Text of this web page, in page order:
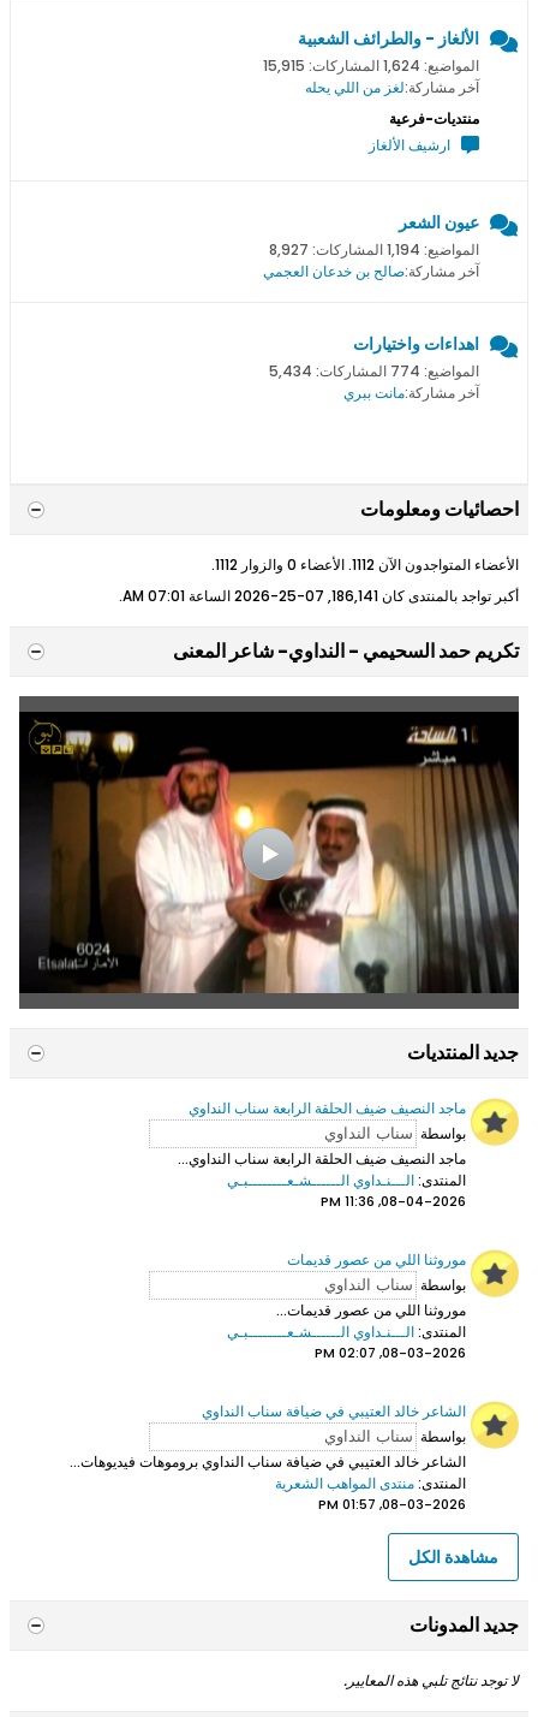
الألغاز - والطرائف الشعبية
المواضيع: 1,624 المشاركات: 15,915
آخر مشاركة:لغز من اللي يحله
منتديات-فرعية
ارشيف الألغاز
عيون الشعر
المواضيع: 1,194 المشاركات: 8,927
آخر مشاركة:صالح بن خدعان العجمي
اهداءات واختيارات
المواضيع: 774 المشاركات: 5,434
آخر مشاركة:مانت ببري
احصائيات ومعلومات
الأعضاء المتواجدون الآن 1112. الأعضاء 0 والزوار 1112.
أكبر تواجد بالمنتدى كان 186,141, 07-25-2026 الساعة
07:01 AM
.
تكريم حمد السحيمي - النداوي- شاعر المعنى
جديد المنتديات
ماجد النصيف ضيف الحلقة الرابعة سناب النداوي
بواسطة
ماجد النصيف ضيف الحلقة الرابعة سناب النداوي...
المنتدى:الـــنـداوي الــــــشـعــــــــبـي
08-04-2026, 11:36 PM
موروثنا اللي من عصور قديمات
بواسطة
موروثنا اللي من عصور قديمات...
المنتدى:الـــنـداوي الــــــشـعــــــــبـي
08-03-2026, 02:07 PM
الشاعر خالد العتيبي في ضيافة سناب النداوي
بواسطة
الشاعر خالد العتيبي في ضيافة سناب النداوي بروموهات فيديوهات...
المنتدى:منتدى المواهب الشعرية
08-03-2026, 01:57 PM
مشاهدة الكل
جديد المدونات
لا توجد نتائج تلبي هذه المعايير.